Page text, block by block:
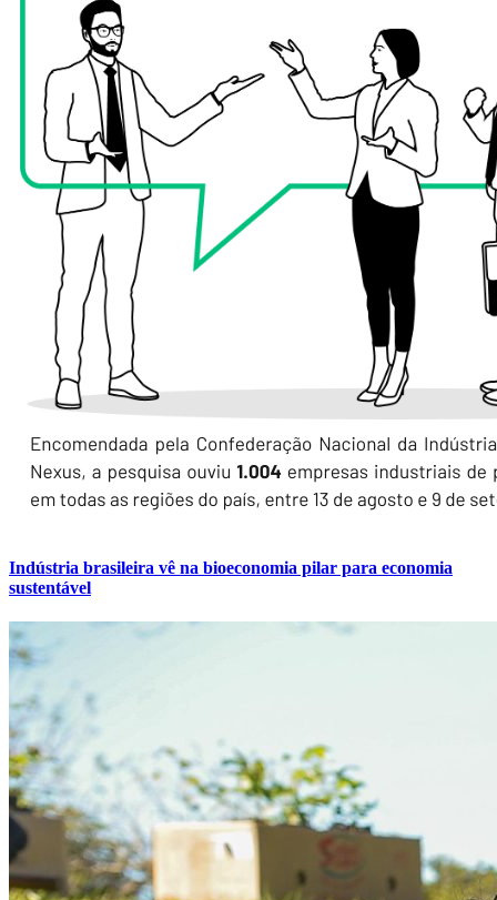
Indústria brasileira vê na bioeconomia pilar para economia
sustentável